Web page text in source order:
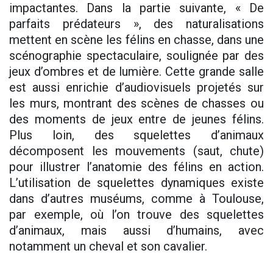
impactantes. Dans la partie suivante, « De
parfaits prédateurs », des naturalisations
mettent en scène les félins en chasse, dans une
scénographie spectaculaire, soulignée par des
jeux d’ombres et de lumière. Cette grande salle
est aussi enrichie d’audiovisuels projetés sur
les murs, montrant des scènes de chasses ou
des moments de jeux entre de jeunes félins.
Plus loin, des squelettes d’animaux
décomposent les mouvements (saut, chute)
pour illustrer l’anatomie des félins en action.
L’utilisation de squelettes dynamiques existe
dans d’autres muséums, comme à Toulouse,
par exemple, où l’on trouve des squelettes
d’animaux, mais aussi d’humains, avec
notamment un cheval et son cavalier.